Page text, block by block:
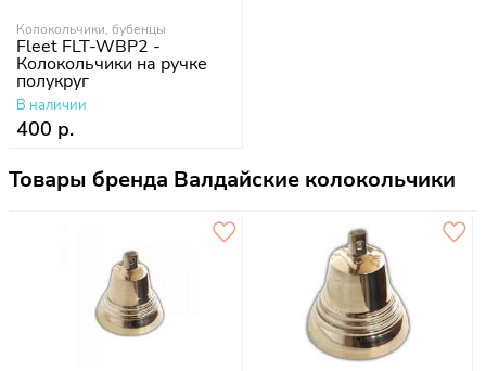
Колокольчики, бубенцы
Fleet FLT-WBP2 -
Колокольчики на ручке
полукруг
В наличии
400 р.
Товары бренда Валдайские колокольчики